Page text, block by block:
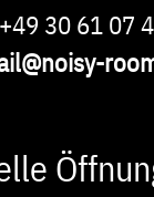
+49 30 61 07